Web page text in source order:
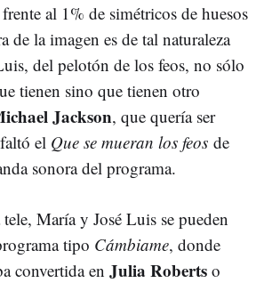
al 1% de simétricos de huesos
de la imagen es de tal naturaleza
del pelotón de los feos, no sólo
tienen sino que tienen otro
Jackson, que quería ser
el Que se mueran los feos de
sonora del programa.
María y José Luis se pueden
tipo Cámbiame, donde
convertida en Julia Roberts o